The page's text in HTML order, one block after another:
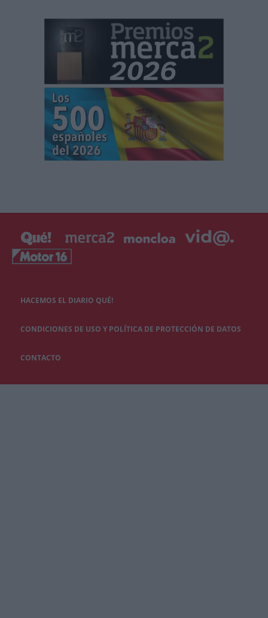
HACEMOS EL DIARIO QUÉ!
CONDICIONES DE USO Y POLÍTICA DE PROTECCIÓN DE DATOS
CONTACTO